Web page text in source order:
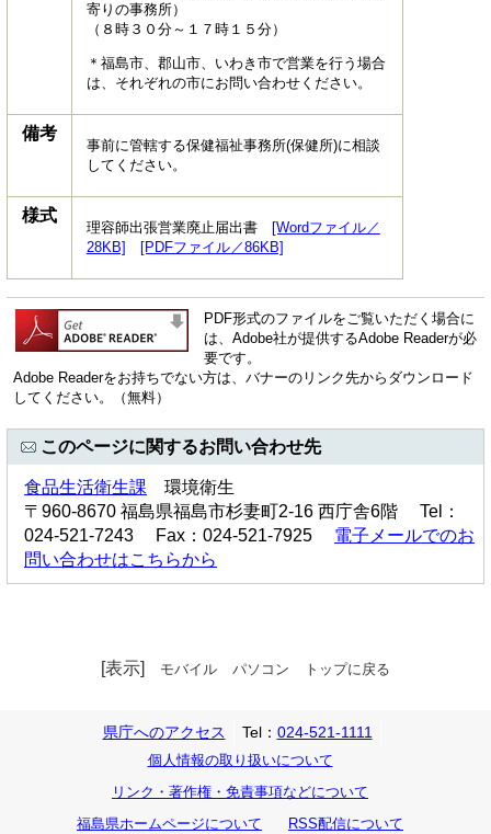
寄りの事務所）
（８時３０分～１７時１５分）
＊福島市、郡山市、いわき市で営業を行う場合
は、それぞれの市にお問い合わせください。
備考
事前に管轄する保健福祉事務所(保健所)に相談
してください。
様式
理容師出張営業廃止届出書
[Wordファイル／
28KB]
[PDFファイル／86KB]
PDF形式のファイルをご覧いただく場合に
は、Adobe社が提供するAdobe Readerが必
要です。
Adobe Readerをお持ちでない方は、バナーのリンク先からダウンロード
してください。（無料）
このページに関するお問い合わせ先
食品生活衛生課 環境衛生
〒960-8670 福島県福島市杉妻町2-16 西庁舎6階 Tel：
024-521-7243 Fax：024-521-7925 電子メールでのお
問い合わせはこちらから
[表示] モバイル パソコン トップに戻る
県庁へのアクセス Tel： 024-521-1111
個人情報の取り扱いについて
リンク・著作権・免責事項などについて
福島県ホームページについて
RSS配信について